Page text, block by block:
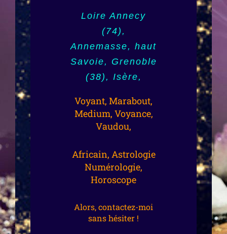
Loire Annecy
(74),
Annemasse, haut
Savoie, Grenoble
(38), Isère,
Voyant, Marabout,
Medium, Voyance,
Vaudou,
Africain, Astrologie
Numérologie,
Horoscope
Alors, contactez-moi
sans hésiter !
(39), Aude
Haute-Vienne,
Limoges (87),
Vaucluse,
Narbonne (11),
Carcassonne,
Besançon (25),
Puy-de-Dôme,
Clermont-
Laval (53)
Mayenne, Lot-et-
(03), Vichy, Vendée,
La Roche-sur-
Yon (85),
Chambéry (73),
Marseille (13),
Aix-en-Provence,
Genève,
Manosque (04),
Bresse (01),